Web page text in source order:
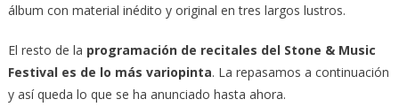
álbum con material inédito y original en tres largos lustros.
El resto de la programación de recitales del Stone & Music
Festival es de lo más variopinta. La repasamos a continuación
y así queda lo que se ha anunciado hasta ahora.